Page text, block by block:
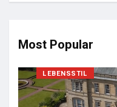
Most Popular
LEBENSSTIL